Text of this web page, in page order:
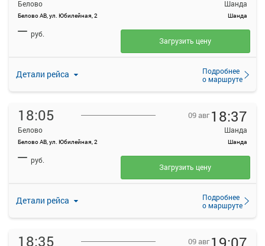
Белово
Белово АВ, ул. Юбилейная, 2
Шанда
Шанда
Детали рейса
Подробнее
о маршруте
— руб.
Загрузить цену
18:05
Белово
Белово АВ, ул. Юбилейная, 2
09 авг 18:37
Шанда
Шанда
Детали рейса
Подробнее
о маршруте
— руб.
Загрузить цену
18:35 09 авг